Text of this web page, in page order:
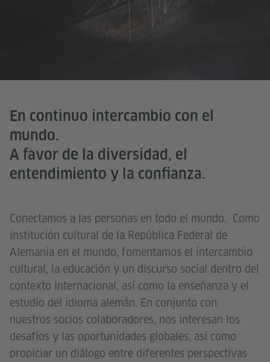
En continuo intercambio con el
mundo.
A favor de la diversidad, el
entendimiento y la confianza.
Conectamos a las personas en todo el mundo. Como
institución cultural de la República Federal de
Alemania en el mundo, fomentamos el intercambio
cultural, la educación y un discurso social dentro del
contexto internacional, así como la enseñanza y el
estudio del idioma alemán. En conjunto con
nuestros socios colaboradores, nos interesan los
desafíos y las oportunidades globales, así como
propiciar un diálogo entre diferentes perspectivas